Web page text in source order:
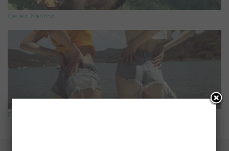
Cavalo Marinho
Passeio de barco